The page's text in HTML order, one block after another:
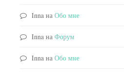
Inna на Обо мне
Inna на Форум
Inna на Обо мне